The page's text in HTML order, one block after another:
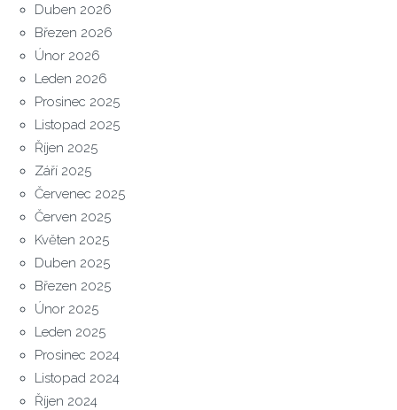
Duben 2026
Březen 2026
Únor 2026
Leden 2026
Prosinec 2025
Listopad 2025
Říjen 2025
Září 2025
Červenec 2025
Červen 2025
Květen 2025
Duben 2025
Březen 2025
Únor 2025
Leden 2025
Prosinec 2024
Listopad 2024
Říjen 2024